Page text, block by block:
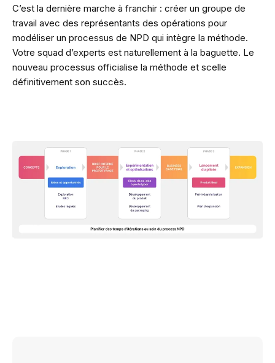
C’est la dernière marche à franchir : créer un groupe de
travail avec des représentants des opérations pour
modéliser un processus de NPD qui intègre la méthode.
Votre squad d’experts est naturellement à la baguette. Le
nouveau processus officialise la méthode et scelle
définitivement son succès.